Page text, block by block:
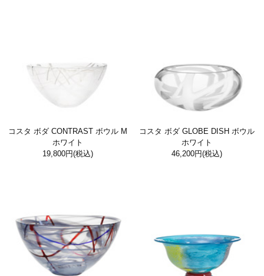
コスタ ボダ CONTRAST ボウル M
ホワイト
19,800円(税込)
コスタ ボダ GLOBE DISH ボウル
ホワイト
46,200円(税込)